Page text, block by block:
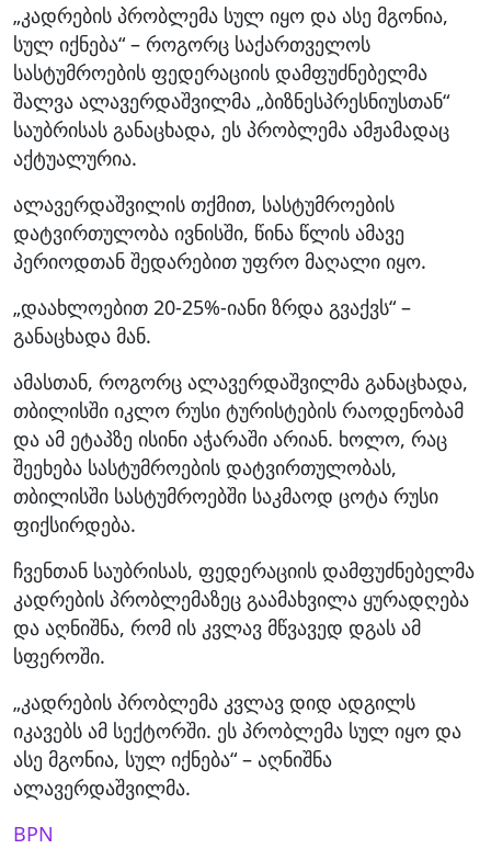
„კადრების პრობლემა სულ იყო და ასე მგონია,
სულ იქნება“ – როგორც საქართველოს
სასტუმროების ფედერაციის დამფუძნებელმა
შალვა ალავერდაშვილმა „ბიზნესპრესნიუსთან“
საუბრისას განაცხადა, ეს პრობლემა ამჟამადაც
აქტუალურია.
ალავერდაშვილის თქმით, სასტუმროების
დატვირთულობა ივნისში, წინა წლის ამავე
პერიოდთან შედარებით უფრო მაღალი იყო.
„დაახლოებით 20-25%-იანი ზრდა გვაქვს“ –
განაცხადა მან.
ამასთან, როგორც ალავერდაშვილმა განაცხადა,
თბილისში იკლო რუსი ტურისტების რაოდენობამ
და ამ ეტაპზე ისინი აჭარაში არიან. ხოლო, რაც
შეეხება სასტუმროების დატვირთულობას,
თბილისში სასტუმროებში საკმაოდ ცოტა რუსი
ფიქსირდება.
ჩვენთან საუბრისას, ფედერაციის დამფუძნებელმა
კადრების პრობლემაზეც გაამახვილა ყურადღება
და აღნიშნა, რომ ის კვლავ მწვავედ დგას ამ
სფეროში.
„კადრების პრობლემა კვლავ დიდ ადგილს
იკავებს ამ სექტორში. ეს პრობლემა სულ იყო და
ასე მგონია, სულ იქნება“ – აღნიშნა
ალავერდაშვილმა.
BPN